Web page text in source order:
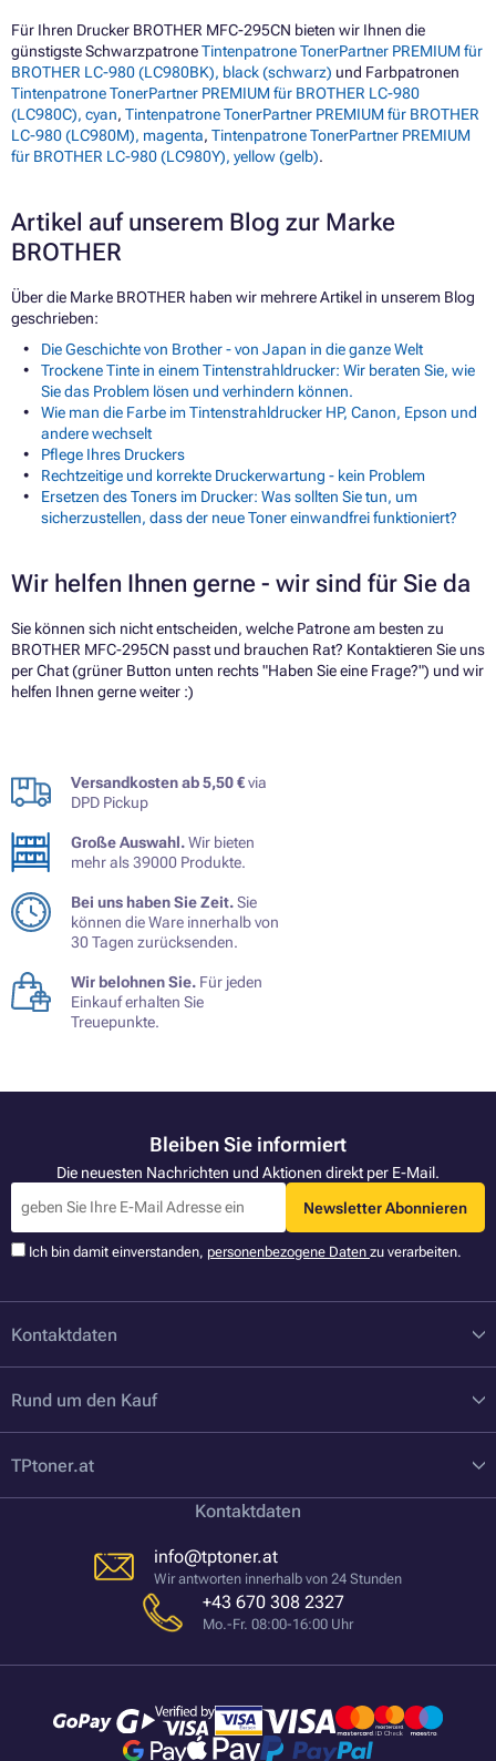
Für Ihren Drucker BROTHER MFC-295CN bieten wir Ihnen die
günstigste SchwarzpatroneTintenpatrone TonerPartner PREMIUM für
BROTHER LC-980 (LC980BK), black (schwarz) und Farbpatronen
Tintenpatrone TonerPartner PREMIUM für BROTHER LC-980
(LC980C), cyan, Tintenpatrone TonerPartner PREMIUM für BROTHER
LC-980 (LC980M), magenta, Tintenpatrone TonerPartner PREMIUM
für BROTHER LC-980 (LC980Y), yellow (gelb).
Artikel auf unserem Blog zur Marke
BROTHER
Über die Marke BROTHER haben wir mehrere Artikel in unserem Blog
geschrieben:
Die Geschichte von Brother - von Japan in die ganze Welt
Trockene Tinte in einem Tintenstrahldrucker: Wir beraten Sie, wie
Sie das Problem lösen und verhindern können.
Wie man die Farbe im Tintenstrahldrucker HP, Canon, Epson und
andere wechselt
Pflege Ihres Druckers
Rechtzeitige und korrekte Druckerwartung - kein Problem
Ersetzen des Toners im Drucker: Was sollten Sie tun, um
sicherzustellen, dass der neue Toner einwandfrei funktioniert?
Wir helfen Ihnen gerne - wir sind für Sie da
Sie können sich nicht entscheiden, welche Patrone am besten zu
BROTHER MFC-295CN passt und brauchen Rat? Kontaktieren Sie uns
per Chat (grüner Button unten rechts "Haben Sie eine Frage?") und wir
helfen Ihnen gerne weiter :)
Versandkosten ab 5,50 €via
DPD Pickup
Große Auswahl.Wir bieten
mehr als 39000 Produkte.
Bei uns haben Sie Zeit.Sie
können die Ware innerhalb von
30 Tagen zurücksenden.
Wir belohnen Sie. Für jeden
Einkauf erhalten Sie
Treuepunkte.
Bleiben Sie informiert
Die neuesten Nachrichten und Aktionen direkt per E-Mail.
Newsletter Abonnieren
Ich bin damit einverstanden, personenbezogene Daten zu verarbeiten.
Kontaktdaten
Rund um den Kauf
TPtoner.at
Kontaktdaten
info@tptoner.at
Wir antworten innerhalb von 24 Stunden
+43 670 308 2327
Mo.-Fr. 08:00-16:00 Uhr